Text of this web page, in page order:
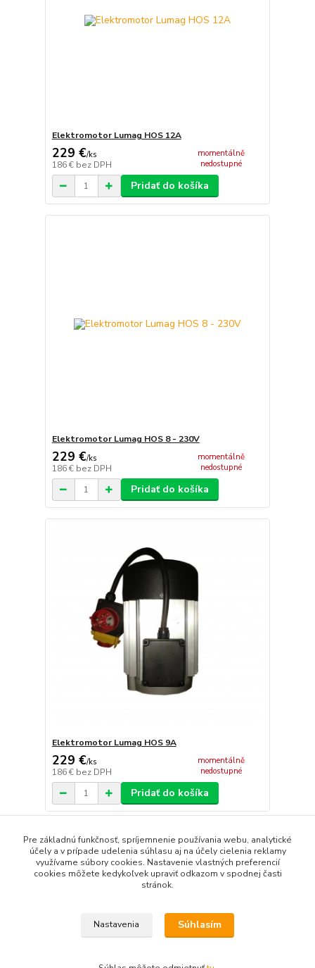
Elektromotor Lumag HOS 12A
229 €/ks
186 € bez DPH
momentálně
nedostupné
Pridať do košíka
Elektromotor Lumag HOS 8 - 230V
229 €/ks
186 € bez DPH
momentálně
nedostupné
Pridať do košíka
Elektromotor Lumag HOS 9A
229 €/ks
186 € bez DPH
momentálně
nedostupné
Pridať do košíka
strana z 1
Upravit sběr cookies.
Pre základnú funkčnosť, spríjemnenie používania webu, analytické
účely a v prípade udelenia súhlasu aj na účely cielenia reklamy
využívame súbory cookies. Nastavenie vlastných preferencií
cookies môžete kedykoľvek upraviť odkazom v spodnej časti
stránok.
Nastavenia Súhlasím